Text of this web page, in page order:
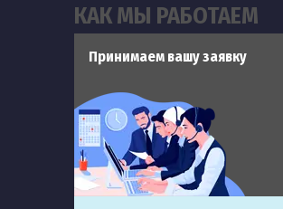
КАК МЫ РАБОТАЕМ
Принимаем вашу заявку